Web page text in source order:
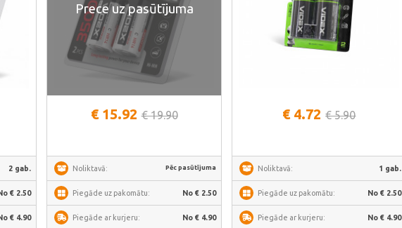
2 gab.
€ 2.50
€ 4.90
Prece uz pasūtījuma
€ 15.92 € 19.90
Noliktavā: Pēc pasūtījuma
Piegāde uz pakomātu: No € 2.50
Piegāde ar kurjeru: No € 4.90
€ 4.72 € 5.90
Noliktavā: 1 gab.
Piegāde uz pakomātu: No € 2.50
Piegāde ar kurjeru: No € 4.90